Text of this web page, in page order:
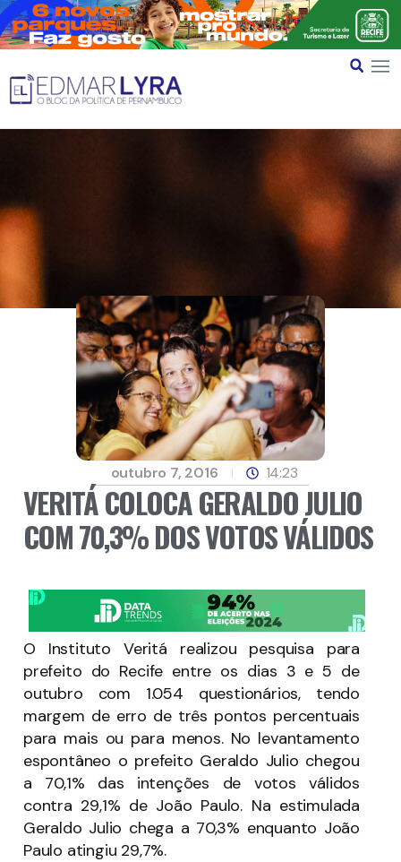
outubro 7, 2016 14:23
VERITÁ COLOCA GERALDO JULIO
COM 70,3% DOS VOTOS VÁLIDOS
O Instituto Veritá realizou pesquisa para
prefeito do Recife entre os dias 3 e 5 de
outubro com 1.054 questionários, tendo
margem de erro de três pontos percentuais
para mais ou para menos. No levantamento
espontâneo o prefeito Geraldo Julio chegou
a 70,1% das intenções de votos válidos
contra 29,1% de João Paulo. Na estimulada
Geraldo Julio chega a 70,3% enquanto João
Paulo atingiu 29,7%.